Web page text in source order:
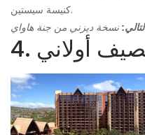
كنيسة سيستين.
مصيف أولاني